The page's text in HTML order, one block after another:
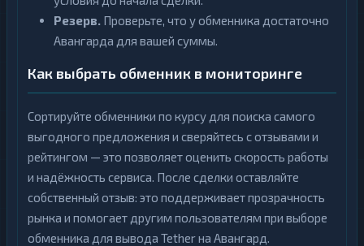
Резерв. Проверьте, что у обменника достаточно
Авангарда для вашей суммы.
Как выбрать обменник в мониторинге
Сортируйте обменники по курсу для поиска самого
выгодного предложения и сверяйтесь с отзывами и
рейтингом — это позволяет оценить скорость работы
и надёжность сервиса. После сделки оставляйте
собственный отзыв: это поддерживает прозрачность
рынка и помогает другим пользователям при выборе
обменника для вывода Tether на Авангард.